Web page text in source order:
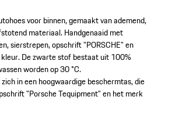
voor binnen, gemaakt van ademend,
materiaal. Handgenaaid met
sierstrepen, opschrift "PORSCHE" en
De zwarte stof bestaat uit 100%
worden op 30 °C.
in een hoogwaardige beschermtas, die
"Porsche Tequipment" en het merk